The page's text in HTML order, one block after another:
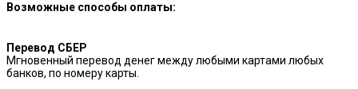
Возможные способы оплаты:
Перевод СБЕР
Мгновенный перевод денег между любыми картами любых
банков, по номеру карты.